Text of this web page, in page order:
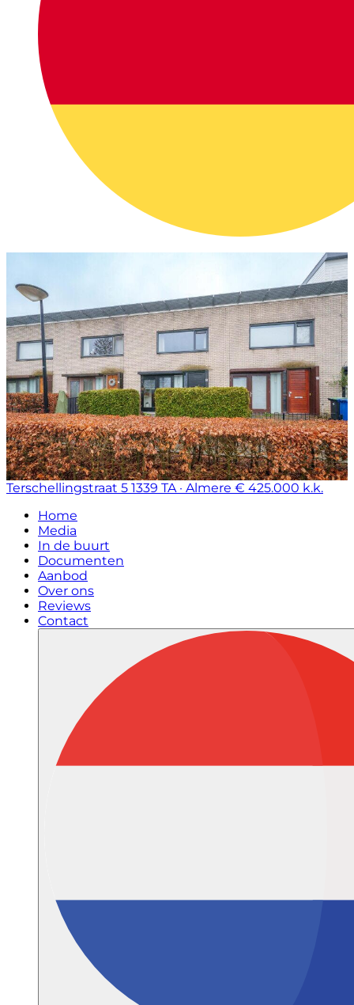
Terschellingstraat 5 1339 TA · Almere € 425.000 k.k.
Home
Media
In de buurt
Documenten
Aanbod
Over ons
Reviews
Contact